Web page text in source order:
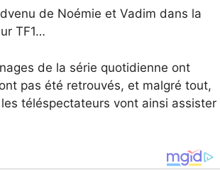
de Noémie et Vadim dans la
TF1…
de la série quotidienne ont
pas été retrouvés, et malgré tout,
téléspectateurs vont ainsi assister